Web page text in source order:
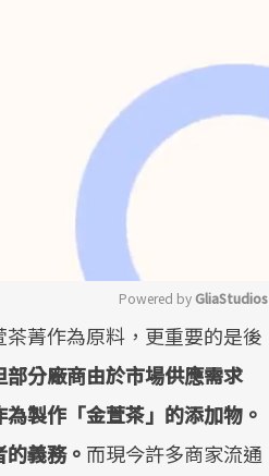
Mute
Powered by GliaStudios
菁作為原料，更重要的是後
部分廠商由於市場供應需求
製作「金萱茶」的添加物。
義務。 而現今許多商家流通